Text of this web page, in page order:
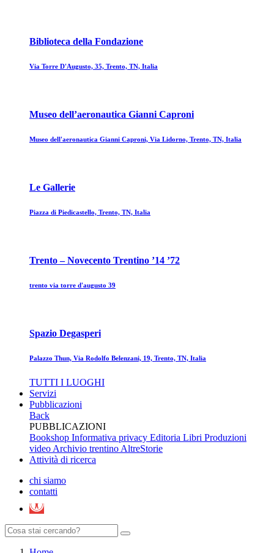
Biblioteca della Fondazione
Via Torre D'Augusto, 35, Trento, TN, Italia
Museo dell’aeronautica Gianni Caproni
Museo dell'aeronautica Gianni Caproni, Via Lidorno, Trento, TN, Italia
Le Gallerie
Piazza di Piedicastello, Trento, TN, Italia
Trento – Novecento Trentino ’14 ’72
trento via torre d'augusto 39
Spazio Degasperi
Palazzo Thun, Via Rodolfo Belenzani, 19, Trento, TN, Italia
TUTTI I LUOGHI
Servizi
Pubblicazioni
Back
PUBBLICAZIONI
Bookshop Informativa privacy Editoria Libri Produzioni
videoArchivio trentinoAltreStorie
Attività di ricerca
chi siamo
contatti